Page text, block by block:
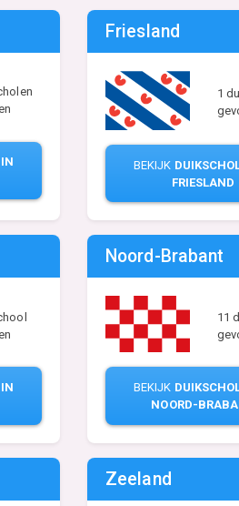
Friesland
1
BEKIJK
FRIESLAND
Noord-Brabant
11
BEKIJK
NOORD-
Zeeland